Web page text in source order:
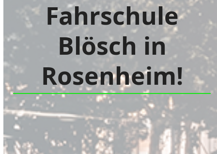
Fahrschule
Blösch in
Rosenheim!